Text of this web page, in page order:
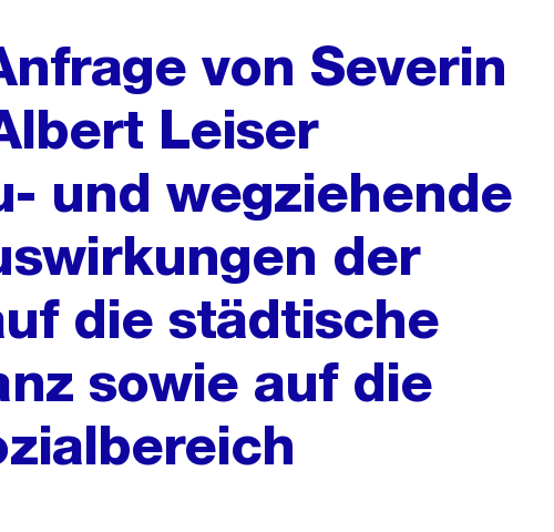
von Severin
Leiser
und wegziehende
der
die städtische
sowie auf die